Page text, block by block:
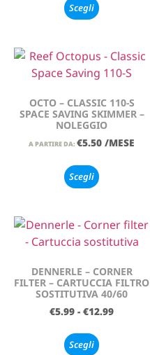
Scegli
OCTO – CLASSIC 110-S
SPACE SAVING SKIMMER –
NOLEGGIO
A PARTIRE DA: €5.50 /MESE
Scegli
DENNERLE – CORNER
FILTER – CARTUCCIA FILTRO
SOSTITUTIVA 40/60
€5.99 - €12.99
Scegli